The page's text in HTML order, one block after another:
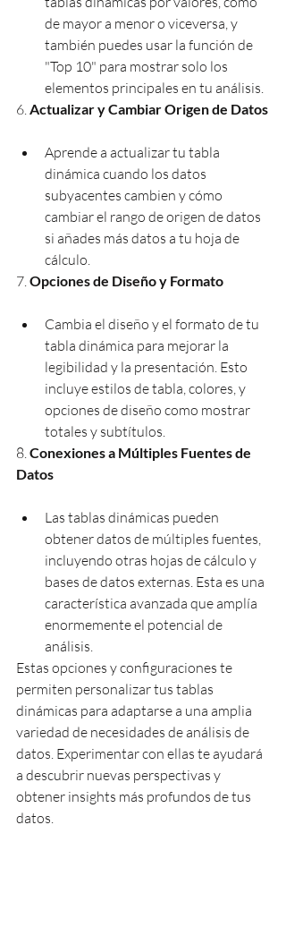
de mayor a menor o viceversa, y
también puedes usar la función de
"Top 10" para mostrar solo los
elementos principales en tu análisis.
6. Actualizar y Cambiar Origen de Datos
Aprende a actualizar tu tabla
dinámica cuando los datos
subyacentes cambien y cómo
cambiar el rango de origen de datos
si añades más datos a tu hoja de
cálculo.
7. Opciones de Diseño y Formato
Cambia el diseño y el formato de tu
tabla dinámica para mejorar la
legibilidad y la presentación. Esto
incluye estilos de tabla, colores, y
opciones de diseño como mostrar
totales y subtítulos.
8. Conexiones a Múltiples Fuentes de
Datos
Las tablas dinámicas pueden
obtener datos de múltiples fuentes,
incluyendo otras hojas de cálculo y
bases de datos externas. Esta es una
característica avanzada que amplía
enormemente el potencial de
análisis.
Estas opciones y configuraciones te
permiten personalizar tus tablas
dinámicas para adaptarse a una amplia
variedad de necesidades de análisis de
datos. Experimentar con ellas te ayudará
a descubrir nuevas perspectivas y
obtener insights más profundos de tus
datos.